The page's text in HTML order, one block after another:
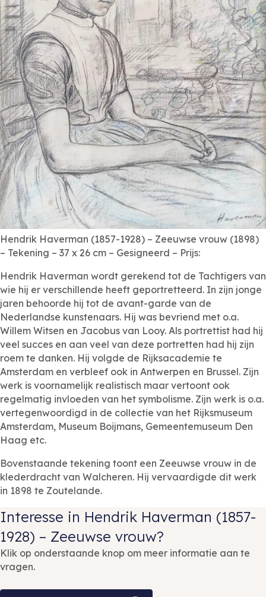
Hendrik Haverman (1857-1928) – Zeeuwse vrouw (1898)
– Tekening – 37 x 26 cm – Gesigneerd – Prijs:
Hendrik Haverman wordt gerekend tot de Tachtigers van
wie hij er verschillende heeft geportretteerd. In zijn jonge
jaren behoorde hij tot de avant-garde van de
Nederlandse kunstenaars. Hij was bevriend met o.a.
Willem Witsen en Jacobus van Looy. Als portrettist had hij
veel succes en aan veel van deze portretten had hij zijn
roem te danken. Hij volgde de Rijksacademie te
Amsterdam en verbleef ook in Antwerpen en Brussel. Zijn
werk is voornamelijk realistisch maar vertoont ook
regelmatig invloeden van het symbolisme. Zijn werk is o.a.
vertegenwoordigd in de collectie van het Rijksmuseum
Amsterdam, Museum Boijmans, Gemeentemuseum Den
Haag etc.
Bovenstaande tekening toont een Zeeuwse vrouw in de
klederdracht van Walcheren. Hij vervaardigde dit werk
in 1898 te Zoutelande.
Interesse in Hendrik Haverman (1857-
1928) – Zeeuwse vrouw?
Klik op onderstaande knop om meer informatie aan te
vragen.